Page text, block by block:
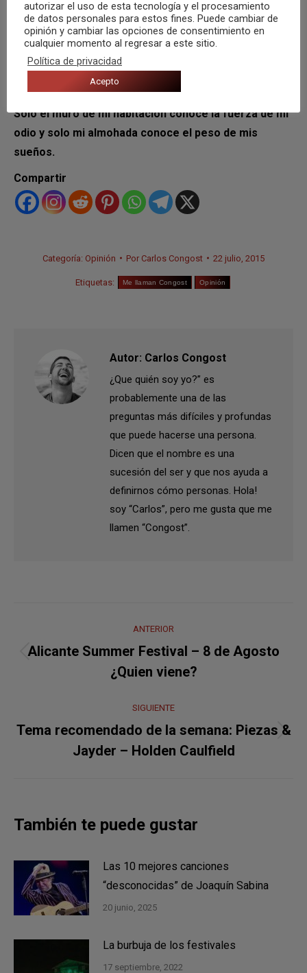
Solo el muro de mi habitación conoce la fuerza de mi
odio y solo mi almohada conoce el peso de mis
sueños.
Compartir
Categoría: Opinión Por Carlos Congost 22 julio, 2015
Etiquetas: Me llaman Congost Opinión
Autor: Carlos Congost
¿Que quién soy yo?” es
probablemente una de las
preguntas más difíciles y profundas
que puede hacerse una persona.
Dicen que el nombre es una
sucesión del ser y que nos ayuda a
definirnos cómo personas. Hola!
soy “Carlos”, pero me gusta que me
llamen “Congost”.
entre
publicaciones
ANTERIOR
Publicación
anterior:
Alicante Summer Festival – 8 de Agosto
¿Quien viene?
SIGUIENTE
Publicación
siguiente:
Tema recomendado de la semana: Piezas &
Jayder – Holden Caulfield
También te puede gustar
Las 10 mejores canciones
“desconocidas” de Joaquín Sabina
20 junio, 2025
La burbuja de los festivales
17 septiembre, 2022
autorizar el uso de esta tecnología y el procesamiento
de datos personales para estos fines. Puede cambiar de
opinión y cambiar las opciones de consentimiento en
cualquier momento al regresar a este sitio.
Política de privacidad
Acepto